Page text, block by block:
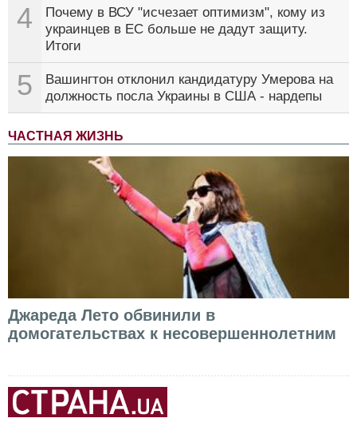
4
Почему в ВСУ "исчезает оптимизм", кому из
украинцев в ЕС больше не дадут защиту.
Итоги
5
Вашингтон отклонил кандидатуру Умерова на
должность посла Украины в США - нардепы
ЧАСТНАЯ ЖИЗНЬ
Джареда Лето обвинили в
домогательствах к несовершеннолетним